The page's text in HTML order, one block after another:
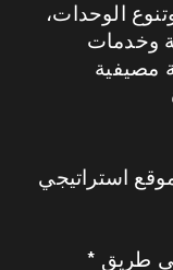
الوحدات،
وخدمات
مصيفية
استراتيجي
* عند الكيلو 125 على طريق